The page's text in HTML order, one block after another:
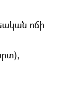
ոճի